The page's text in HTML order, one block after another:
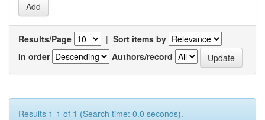
Results/Page | Sort items by
In order
Authors/record
Results 1-1 of 1 (Search time: 0.0 seconds).